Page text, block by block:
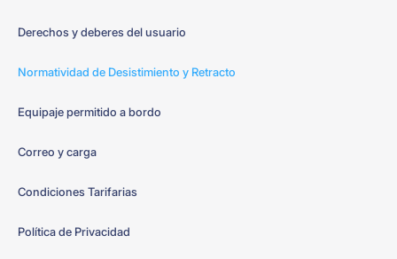
Derechos y deberes del usuario
Normatividad de Desistimiento y Retracto
Equipaje permitido a bordo
Correo y carga
Condiciones Tarifarias
Política de Privacidad